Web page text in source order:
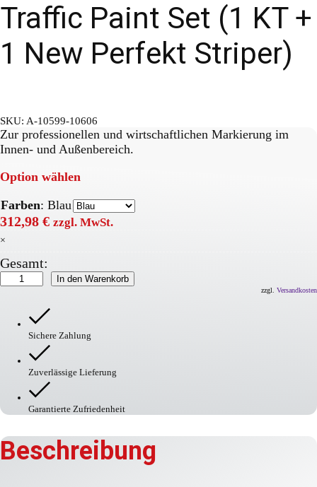
Traffic Paint Set (1 KT +
1 New Perfekt Striper)
SKU: A-10599-10606
Zur professionellen und wirtschaftlichen Markierung im
Innen- und Außenbereich.
Option wählen
Farben: Blau
312,98 € zzgl. MwSt.
×
Gesamt:
Traffic
Paint
New
Perfekt
Menge
In den Warenkorb
zzgl. Versandkosten
Sichere Zahlung
Zuverlässige Lieferung
Garantierte Zufriedenheit
Beschreibung